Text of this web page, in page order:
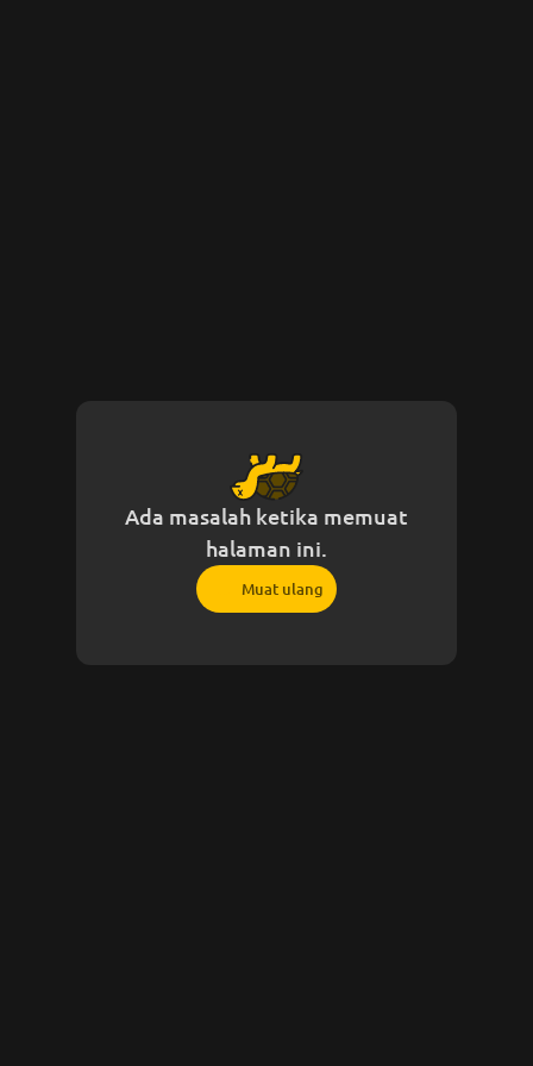
Ada masalah ketika memuat
halaman ini.
Muat ulang